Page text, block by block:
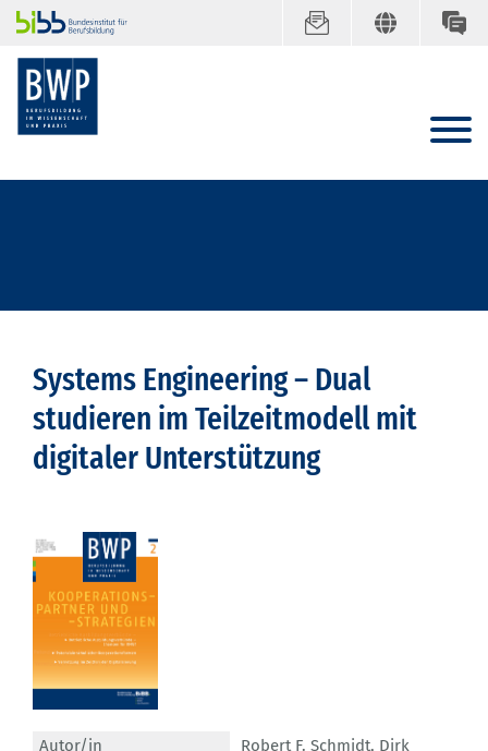
Systems Engineering – Dual
studieren im Teilzeitmodell mit
digitaler Unterstützung
Autor/in Robert F. Schmidt, Dirk